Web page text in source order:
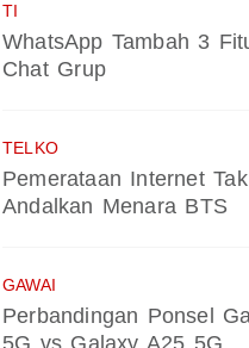
TI
WhatsApp Tambah 3
Chat Grup
TELKO
Pemerataan Internet
Andalkan Menara BTS
GAWAI
Perbandingan Ponsel
5G vs Galaxy A25 5G